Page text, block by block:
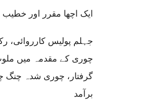
ایک اچھا مقرر اور خطیب
جہلم پولیس کارروائی،
چوری کے مقدمہ میں
گرفتار، چوری شدہ چنگ
برآمد